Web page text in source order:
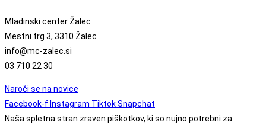
Mladinski center Žalec
Mestni trg 3, 3310 Žalec
info@mc-zalec.si
03 710 22 30
Naroči se na novice
Facebook-f Instagram TiktokSnapchat
Naša spletna stran zraven piškotkov, ki so nujno potrebni za